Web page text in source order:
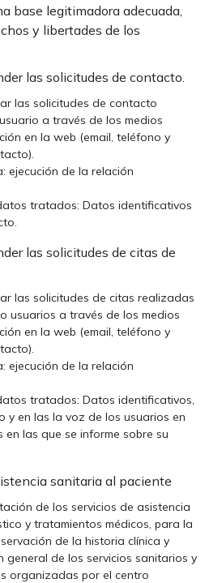
base legitimadora adecuada,
y libertades de los
las solicitudes de contacto.
las solicitudes de contacto
a través de los medios
en la web (email, teléfono y
ejecución de la relación
tratados: Datos identificativos
las solicitudes de citas de
las solicitudes de citas realizadas
usuarios a través de los medios
en la web (email, teléfono y
ejecución de la relación
tratados: Datos identificativos,
y en las la voz de los usuarios en
en las que se informe sobre su
sanitaria al paciente
de los servicios de asistencia
y tratamientos médicos, para la
de la historia clínica y
general de los servicios sanitarios y
organizadas por el centro